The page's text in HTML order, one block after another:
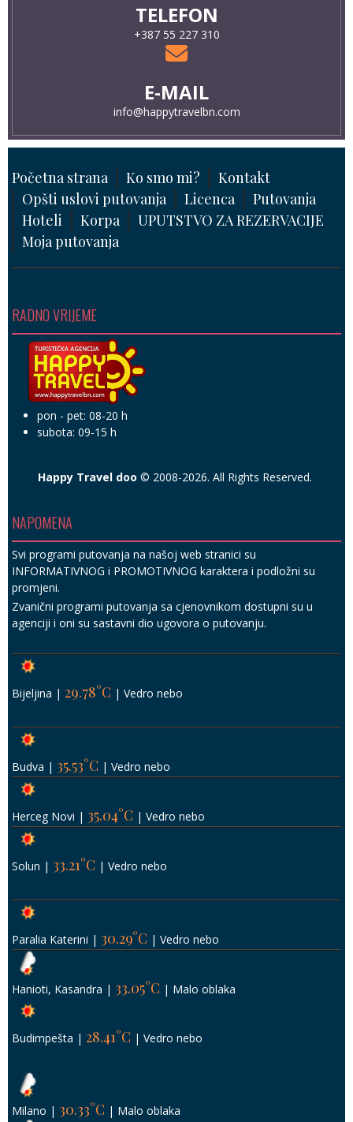
TELEFON
+387 55 227 310
E-MAIL
info@happytravelbn.com
Početna strana Ko smo mi?
Kontakt
Opšti uslovi putovanja
Licenca
Putovanja
Hoteli
Korpa
UPUTSTVO ZA REZERVACIJE
Moja putovanja
RADNO VRIJEME
pon - pet: 08-20 h
subota: 09-15 h
Happy Travel doo © 2008-2026. All Rights Reserved.
NAPOMENA
Svi programi putovanja na našoj web stranici su
INFORMATIVNOG i PROMOTIVNOG karaktera i podložni su
promjeni.
Zvanični programi putovanja sa cjenovnikom dostupni su u
agenciji i oni su sastavni dio ugovora o putovanju.
Bijeljina | 29.78°C | Vedro nebo
Budva | 35.53°C | Vedro nebo
Herceg Novi | 35.04°C | Vedro nebo
Solun | 33.21°C | Vedro nebo
Paralia Katerini | 30.29°C | Vedro nebo
Hanioti, Kasandra | 33.05°C | Malo oblaka
Budimpešta | 28.41°C | Vedro nebo
Milano | 30.33°C | Malo oblaka